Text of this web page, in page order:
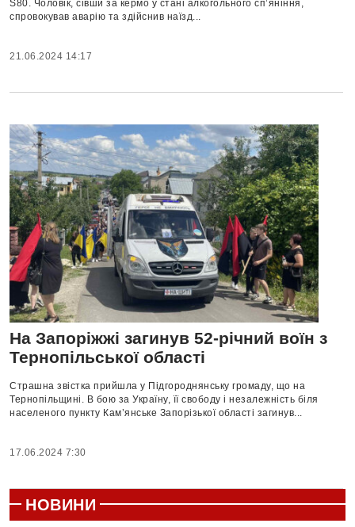
S80. Чоловік, сівши за кермо у стані алкогольного сп’яніння,
спровокував аварію та здійснив наїзд...
21.06.2024 14:17
На Запоріжжі загинув 52-річний воїн з
Тернопільської області
Страшна звістка прийшла у Підгороднянську громаду, що на
Тернопільщині. В бою за Україну, її свободу і незалежність біля
населеного пункту Кам’янське Запорізької області загинув...
17.06.2024 7:30
НОВИНИ